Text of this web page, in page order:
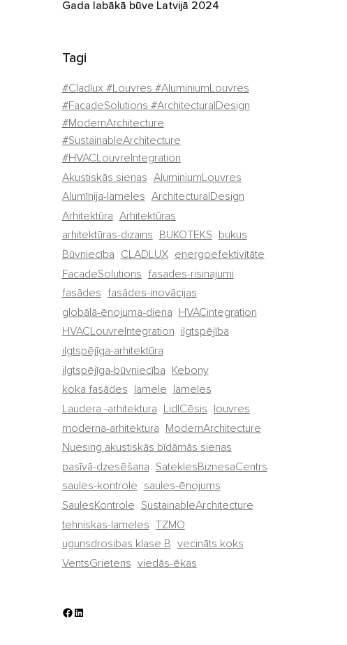
Gada labākā būve Latvijā 2024
Tagi
#Cladlux #Louvres #AluminiumLouvres
#FacadeSolutions #ArchitecturalDesign
#ModernArchitecture
#SustainableArchitecture
#HVACLouvreIntegration
Akustiskās sienas AluminiumLouvres
Alumīnija-lameles ArchitecturalDesign
Arhitektūra Arhitektūras
arhitektūras-dizains BUKOTEKS bukus
Būvniecība CLADLUX energoefektivitāte
FacadeSolutions fasades-risinajumi
fasādes fasādes-inovācijas
globālā-ēnojuma-diena HVACintegration
HVACLouvreIntegration ilgtspējība
ilgtspējīga-arhitektūra
ilgtspējīga-būvniecība Kebony
koka fasādes lamele lameles
Laudera -arhitektura LidlCēsis louvres
moderna-arhitektura ModernArchitecture
Nuesing akustiskās bīdāmās sienas
pasīvā-dzesēšana SateklesBiznesaCentrs
saules-kontrole saules-ēnojums
SaulesKontrole SustainableArchitecture
tehniskas-lameles TZMO
ugunsdrosibas klase B vecināts koks
VentsGrietens viedās-ēkas
Facebook LinkedIn